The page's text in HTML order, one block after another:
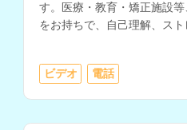
す。医療・教育・矯正施設
をお持ちで、自己理解、ス
害、アダルトチルドレンな
ビデオ 電話